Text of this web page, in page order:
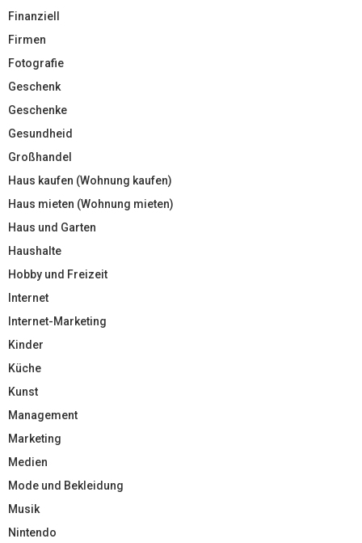
Finanziell
Firmen
Fotografie
Geschenk
Geschenke
Gesundheid
Großhandel
Haus kaufen (Wohnung kaufen)
Haus mieten (Wohnung mieten)
Haus und Garten
Haushalte
Hobby und Freizeit
Internet
Internet-Marketing
Kinder
Küche
Kunst
Management
Marketing
Medien
Mode und Bekleidung
Musik
Nintendo